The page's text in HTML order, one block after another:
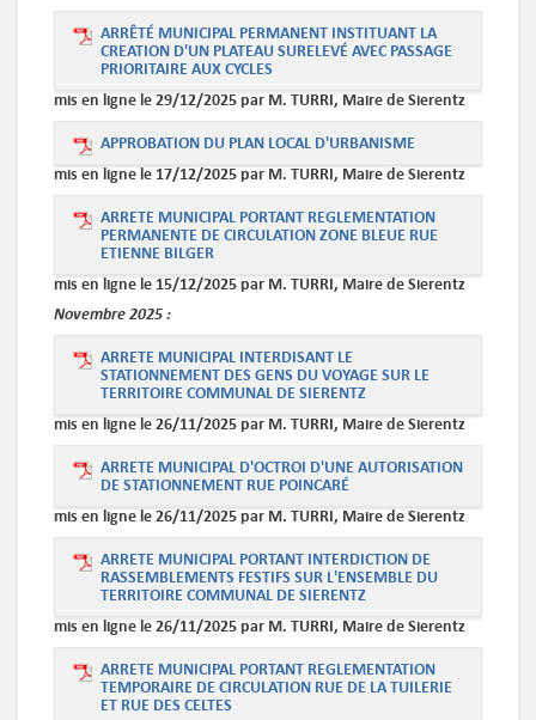
ARRÊTÉ MUNICIPAL PERMANENT INSTITUANT LA
CREATION D'UN PLATEAU SURELEVÉ AVEC PASSAGE
PRIORITAIRE AUX CYCLES
mis en ligne le 29/12/2025 par M. TURRI, Maire de Sierentz
APPROBATION DU PLAN LOCAL D'URBANISME
mis en ligne le 17/12/2025 par M. TURRI, Maire de Sierentz
ARRETE MUNICIPAL PORTANT REGLEMENTATION
PERMANENTE DE CIRCULATION ZONE BLEUE RUE
ETIENNE BILGER
mis en ligne le 15/12/2025 par M. TURRI, Maire de Sierentz
Novembre2025 :
ARRETE MUNICIPAL INTERDISANT LE
STATIONNEMENT DES GENS DU VOYAGE SUR LE
TERRITOIRE COMMUNAL DE SIERENTZ
mis en ligne le 26/11/2025 par M. TURRI, Maire de Sierentz
ARRETE MUNICIPAL D'OCTROI D'UNE AUTORISATION
DE STATIONNEMENT RUE POINCARÉ
mis en ligne le 26/11/2025 par M. TURRI, Maire de Sierentz
ARRETE MUNICIPAL PORTANT INTERDICTION DE
RASSEMBLEMENTS FESTIFS SUR L'ENSEMBLE DU
TERRITOIRE COMMUNAL DE SIERENTZ
mis en ligne le 26/11/2025 par M. TURRI, Maire de Sierentz
ARRETE MUNICIPAL PORTANT REGLEMENTATION
TEMPORAIRE DE CIRCULATION RUE DE LA TUILERIE
ET RUE DES CELTES